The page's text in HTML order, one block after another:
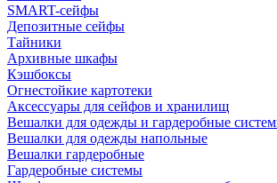
SMART-сейфы
Депозитные сейфы
Тайники
Архивные шкафы
Кэшбоксы
Огнестойкие картотеки
Аксессуары для сейфов и хранилищ
Вешалки для одежды и гардеробные
Вешалки для одежды напольные
Вешалки гардеробные
Гардеробные системы